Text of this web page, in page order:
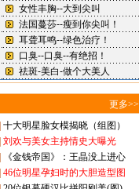
更多>>
十大明星脸女模揭晓（组图）
刘欢与美女主持情史大曝光
《金钱帝国》：王晶没上进心
46位明星孕妇时的大胆造型图